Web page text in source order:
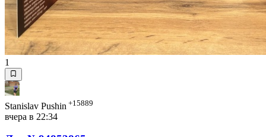
1
Stanislav Pushin +15889
вчера в 22:34